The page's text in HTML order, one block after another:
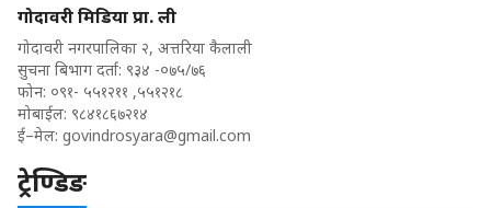
गोदावरी मिडिया प्रा. ली
गोदावरी नगरपालिका २, अत्तरिया कैलाली
सुचना बिभाग दर्ता: ९३४ -०७५/७६
फोन: ०९१- ५५१२११ ,५५१२१८
मोबाईल: ९८४१८६७२१४
ई–मेल: govindrosyara@gmail.com
ट्रेण्डिङ